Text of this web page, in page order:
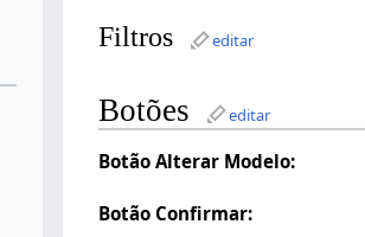
Filtros editar
Botões editar
Botão Alterar Modelo:
Botão Confirmar: